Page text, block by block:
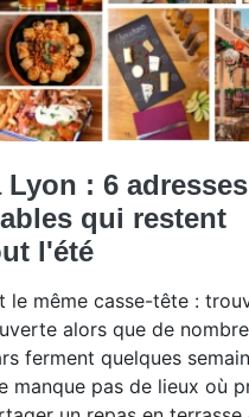
Lyon : 6 adresses
qui restent
l'été
le même casse-tête :
alors que de
ferment quelques
manque pas de lieux où